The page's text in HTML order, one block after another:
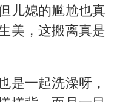
儿媳的尴尬也真
美，这搬离真是
是一起洗澡呀，